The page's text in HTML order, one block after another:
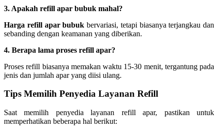
3. Apakah refill apar bubuk mahal?
Harga refill apar bubuk bervariasi, tetapi biasanya terjangkau dan
sebanding dengan keamanan yang diberikan.
4. Berapa lama proses refill apar?
Proses refill biasanya memakan waktu 15-30 menit, tergantung pada
jenis dan jumlah apar yang diisi ulang.
Tips Memilih Penyedia Layanan Refill
Saat memilih penyedia layanan refill apar, pastikan untuk
memperhatikan beberapa hal berikut: